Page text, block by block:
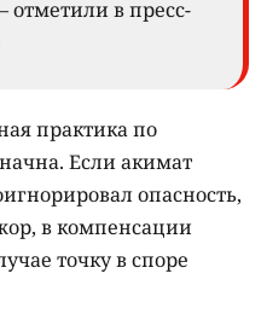
отметили в пресс-
практика по
Если акимат
опасность,
в компенсации
точку в споре